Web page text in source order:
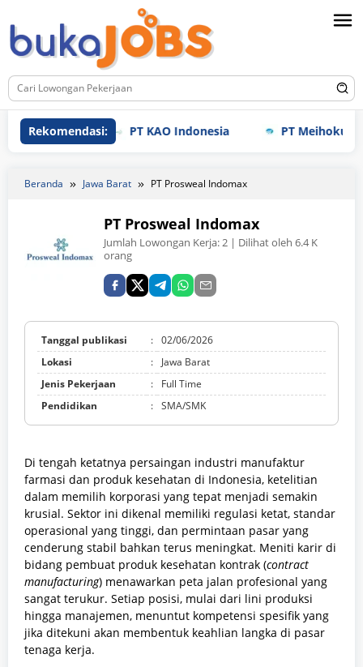
ke
konten
Rekomendasi:PT KAO Indonesia PT Meihoku
Beranda Jawa Barat PT Prosweal Indomax
PT Prosweal Indomax
Jumlah Lowongan Kerja:2 | Dilihat oleh 6.4 K
orang
Tanggal publikasi : 02/06/2026
Lokasi
:
Jawa Barat
Jenis Pekerjaan
:
Full Time
Pendidikan
: SMA/SMK
Di tengah ketatnya persaingan industri manufaktur
farmasi dan produk kesehatan di Indonesia, ketelitian
dalam memilih korporasi yang tepat menjadi semakin
krusial. Sektor ini dikenal memiliki regulasi ketat, standar
operasional yang tinggi, dan permintaan pasar yang
cenderung stabil bahkan terus meningkat. Meniti karir di
bidang pembuat produk kesehatan kontrak (contract
manufacturing) menawarkan peta jalan profesional yang
sangat terukur. Setiap posisi, mulai dari lini produksi
hingga manajemen, menuntut kompetensi spesifik yang
jika ditekuni akan membentuk keahlian langka di pasar
tenaga kerja.